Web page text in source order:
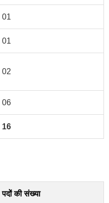
01
01
02
06
16
पदों की संख्या